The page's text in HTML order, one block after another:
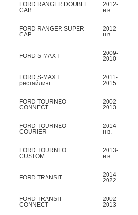
FORD RANGER DOUBLE
CAB
2012-
н.в.
FORD RANGER SUPER
CAB
2012-
н.в.
FORD S-MAX I
2009-
2010
FORD S-MAX I
рестайлинг
2011-
2015
FORD TOURNEO
CONNECT
2002-
2013
FORD TOURNEO
COURIER
2014-
н.в.
FORD TOURNEO
CUSTOM
2013-
н.в.
FORD TRANSIT
2014-
2022
FORD TRANSIT
CONNECT
2002-
2013